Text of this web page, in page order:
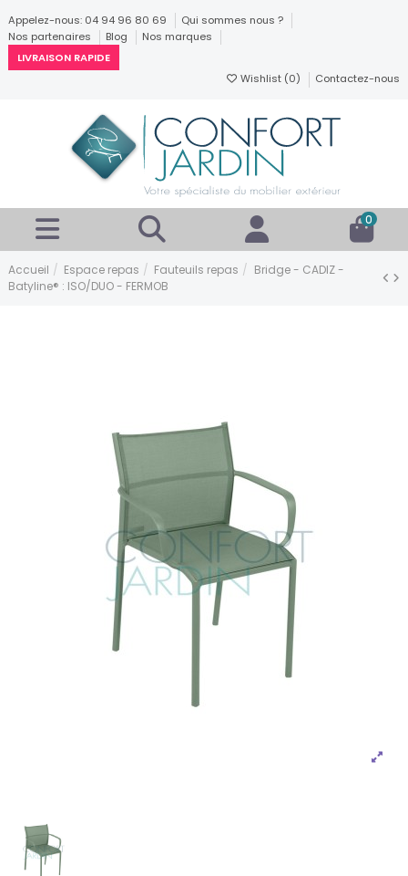
Appelez-nous: 04 94 96 80 69
Qui sommes nous ?
Nos partenaires
Blog
Nos marques
LIVRAISON RAPIDE
Wishlist (0) Contactez-nous
0
Accueil Espace repas Fauteuils repas
Bridge - CADIZ -
Batyline® : ISO/DUO - FERMOB